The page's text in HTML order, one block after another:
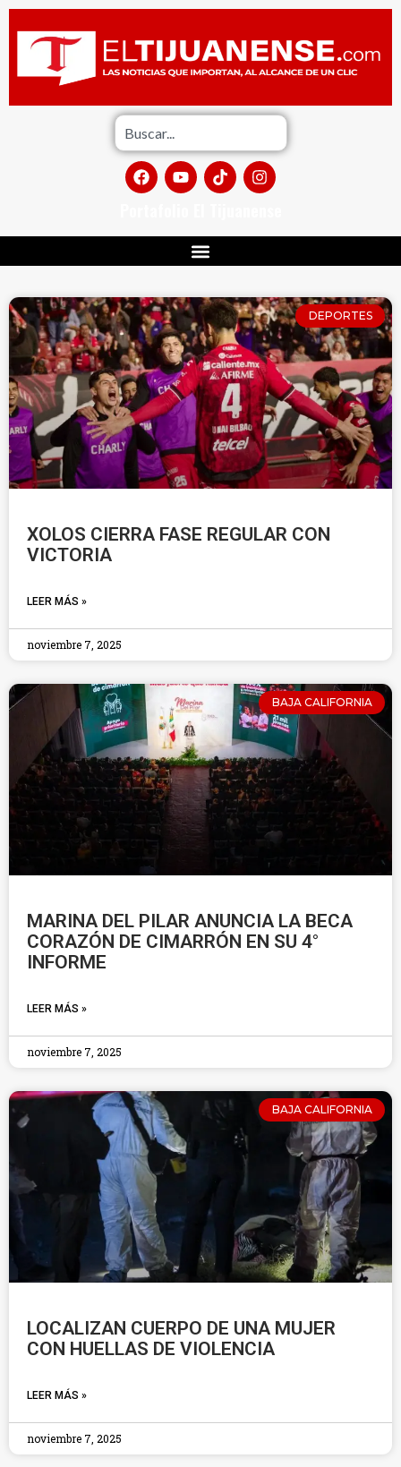
DEPORTES
XOLOS CIERRA FASE REGULAR CON
VICTORIA
LEER MÁS »
noviembre 7, 2025
BAJA CALIFORNIA
MARINA DEL PILAR ANUNCIA LA BECA
CORAZÓN DE CIMARRÓN EN SU 4°
INFORME
LEER MÁS »
noviembre 7, 2025
BAJA CALIFORNIA
LOCALIZAN CUERPO DE UNA MUJER
CON HUELLAS DE VIOLENCIA
LEER MÁS »
noviembre 7, 2025